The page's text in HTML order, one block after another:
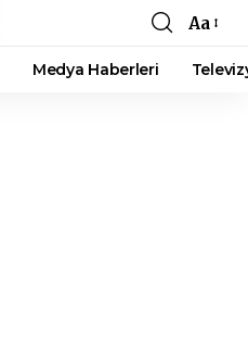
Font
Resizer
Aa
Medya Haberleri